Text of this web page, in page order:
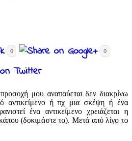
0 0
μου αναπαύεται δεν διακρίνω
αντικείμενο ή πχ μια σκέψη ή ένα
ένα αντικείμενο χρειάζεται η
(δοκιμάστε το). Μετά από λίγο το